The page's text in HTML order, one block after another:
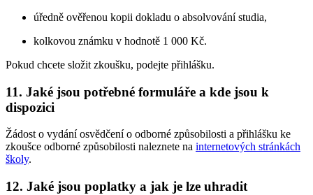
úředně ověřenou kopii dokladu o absolvování studia,
kolkovou známku v hodnotě 1 000 Kč.
Pokud chcete složit zkoušku, podejte přihlášku.
11. Jaké jsou potřebné formuláře a kde jsou k
dispozici
Žádost o vydání osvědčení o odborné způsobilosti a přihlášku ke
zkoušce odborné způsobilosti naleznete na internetových stránkách
školy.
12. Jaké jsou poplatky a jak je lze uhradit